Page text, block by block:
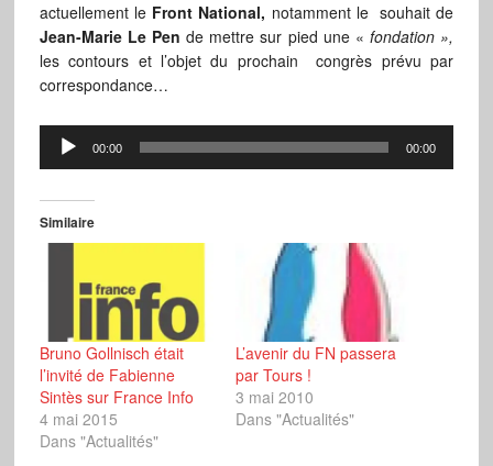
actuellement le Front National, notamment le souhait de
Jean-Marie Le Pen de mettre sur pied une «fondation »,
les contours et l’objet du prochain congrès prévu par
correspondance…
Lecteur
audio
00:00 00:00
Similaire
Bruno Gollnisch était
l’invité de Fabienne
Sintès sur France Info
4 mai 2015
Dans "Actualités"
L’avenir du FN passera
par Tours !
3 mai 2010
Dans "Actualités"